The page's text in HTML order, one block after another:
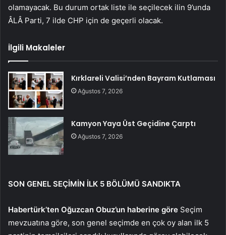
olamayacak. Bu durum ortak liste ile seçilecek ilin 9’unda
ÂLÂ Parti, 7 ilde CHP için de geçerli olacak.
İlgili Makaleler
Kırklareli Valisi’nden Bayram Kutlaması
Ağustos 7, 2026
Kamyon Yaya Üst Geçidine Çarptı
Ağustos 7, 2026
SON GENEL SEÇİMİN İLK 5 BÖLÜMÜ SANDIKTA
Habertürk’ten Oğuzcan Obuz’un haberine göre Seçim
mevzuatına göre, son genel seçimde en çok oy alan ilk 5